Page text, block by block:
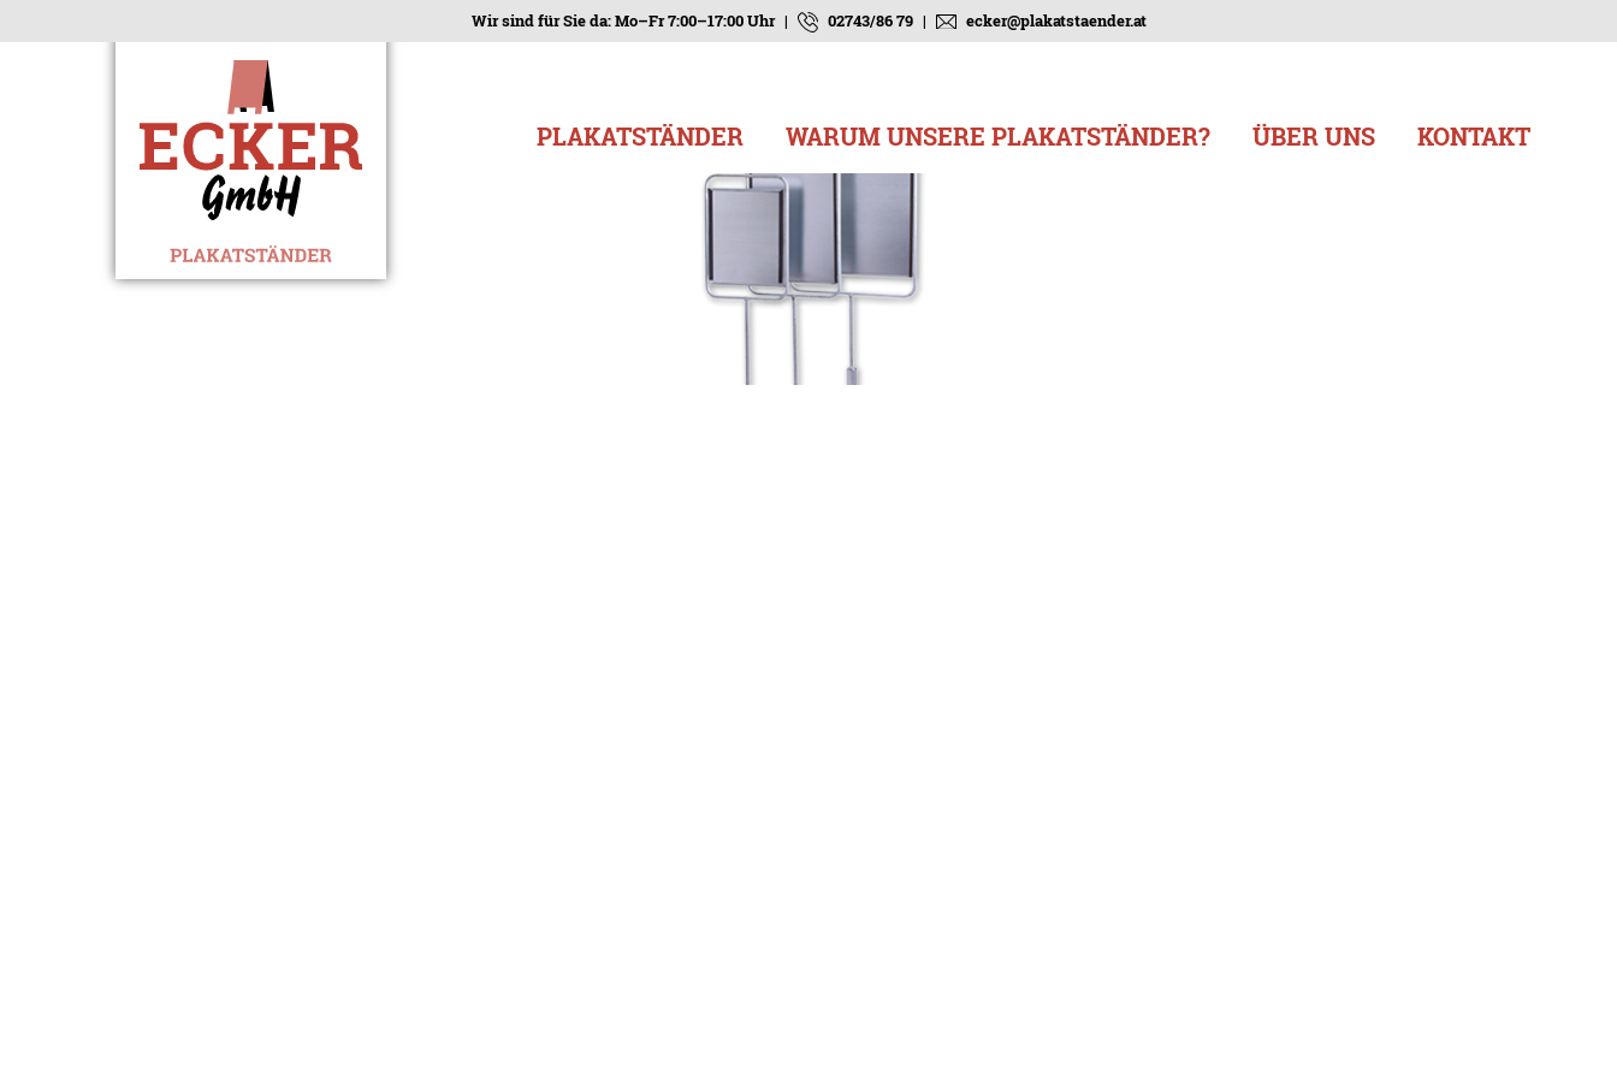
Wir sind für Sie da: Mo–Fr 7:00–17:00 Uhr | 02743/86 79 | ecker@plakatstaender.at
PLAKATSTÄNDER WARUM UNSERE PLAKATSTÄNDER? ÜBER UNS KONTAKT